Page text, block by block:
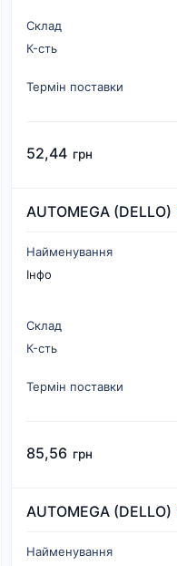
Склад
К-cть
Термін поставки
52,44 грн
AUTOMEGA (DELLO)
Найменування
Інфо
Склад
К-cть
Термін поставки
85,56 грн
AUTOMEGA (DELLO)
Найменування